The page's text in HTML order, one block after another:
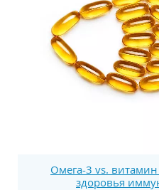
Омега-3 vs.
здоровья